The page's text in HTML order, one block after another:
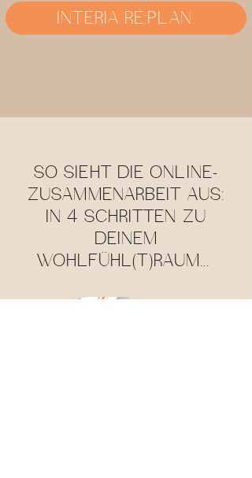
INTERIA RE:PLAN
SO SIEHT DIE ONLINE-
ZUSAMMENARBEIT AUS:
IN 4 SCHRITTEN ZU
DEINEM
WOHLFÜHL(T)RAUM...